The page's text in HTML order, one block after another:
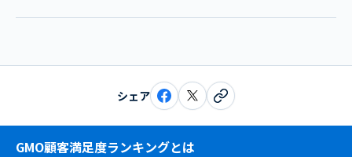
シェア
GMO顧客満足度ランキングとは